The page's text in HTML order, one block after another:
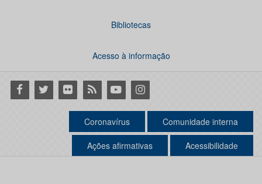
Bibliotecas
Acesso à informação
Facebook
Twitter Flickr RSS YoutubeInstagram
Coronavírus Comunidade interna
Ações afirmativas Acessibilidade